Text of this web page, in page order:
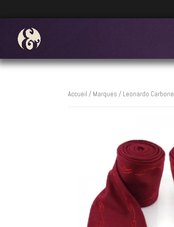
Accueil / Marques / Leonardo Carbone